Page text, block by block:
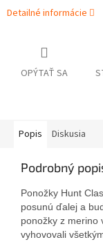
Detailné informácie
OPÝTAŤ SA
Popis Diskusia
Podrobný
Ponožky Hunt
posunú ďalej a
ponožky z merino
vyhovovali